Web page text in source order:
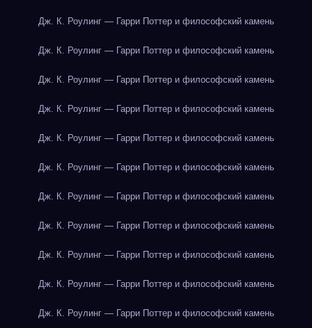
Дж. К. Роулинг — Гарри Поттер и философский камень
Дж. К. Роулинг — Гарри Поттер и философский камень
Дж. К. Роулинг — Гарри Поттер и философский камень
Дж. К. Роулинг — Гарри Поттер и философский камень
Дж. К. Роулинг — Гарри Поттер и философский камень
Дж. К. Роулинг — Гарри Поттер и философский камень
Дж. К. Роулинг — Гарри Поттер и философский камень
Дж. К. Роулинг — Гарри Поттер и философский камень
Дж. К. Роулинг — Гарри Поттер и философский камень
Дж. К. Роулинг — Гарри Поттер и философский камень
Дж. К. Роулинг — Гарри Поттер и философский камень